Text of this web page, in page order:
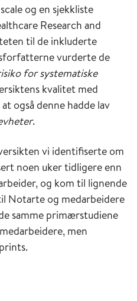
og en sjekkliste
Research and
til de inkluderte
vurderte de
for systematiske
kvalitet med
også denne hadde lav
.
vi identifiserte om
noen uker tidligere enn
og kom til lignende
Notarte og medarbeidere
samme primærstudiene
men